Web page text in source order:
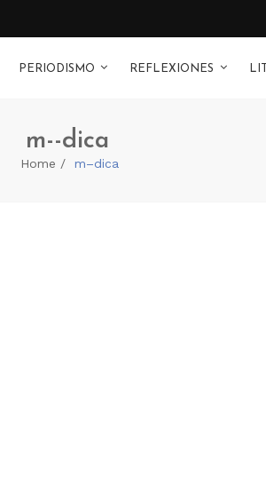
PERIODISMO REFLEXIONES
m--dica
Home m–dica